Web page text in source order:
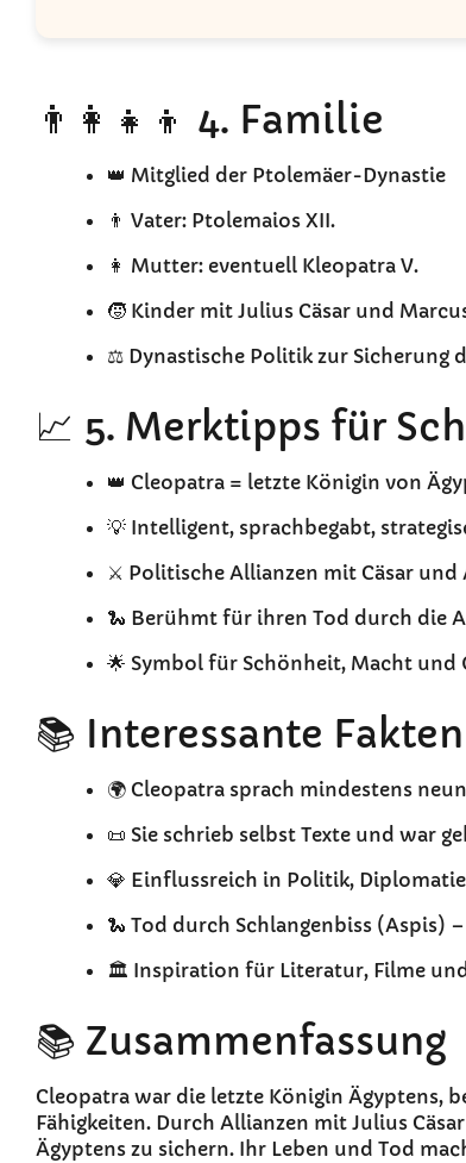
👨‍👩‍👧‍👦 4. Familie
👑 Mitglied der Ptolemäer-Dynastie
👨 Vater: Ptolemaios XII.
👩 Mutter: eventuell Kleopatra V.
🧒 Kinder mit Julius Cäsar und
⚖️ Dynastische Politik zur Sicherung
📈 5. Merktipps für
👑 Cleopatra = letzte Königin von
💡 Intelligent, sprachbegabt,
⚔️ Politische Allianzen mit Cäsar
🐍 Berühmt für ihren Tod durch die
🌟 Symbol für Schönheit, Macht und
📚 Interessante Fakten
🌍 Cleopatra sprach mindestens
📜 Sie schrieb selbst Texte und war
💎 Einflussreich in Politik,
🐍 Tod durch Schlangenbiss (Aspis)
🏛️ Inspiration für Literatur, Filme
📚 Zusammenfassung
Cleopatra war die letzte Königin Ägyptens,
Fähigkeiten. Durch Allianzen mit Julius
Ägyptens zu sichern. Ihr Leben und Tod